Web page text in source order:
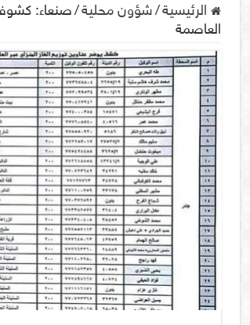
الرئيسية/شؤون محلية/صنعاء:
العاصمة